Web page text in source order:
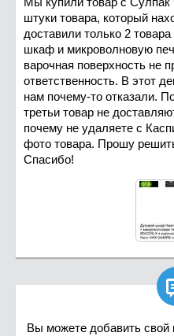
штуки товара, который
доставили только 2
шкаф и микроволновую
варочная поверхность не
ответственность. В этот
нам почему-то отказали.
третьи товар не
почему не удаляете с
фото товара. Прошу
Спасибо!
Вы можете добавить свой